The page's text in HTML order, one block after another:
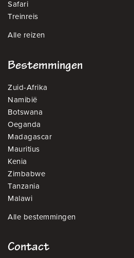
Safari
Treinreis
Alle reizen
Bestemmingen
Zuid-Afrika
Namibië
Botswana
Oeganda
Madagascar
Mauritius
Kenia
Zimbabwe
Tanzania
Malawi
Alle bestemmingen
Contact